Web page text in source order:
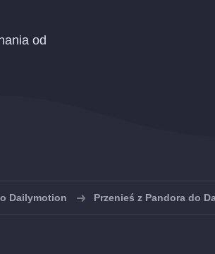
od
Dailymotion Przenieś z Pandora do